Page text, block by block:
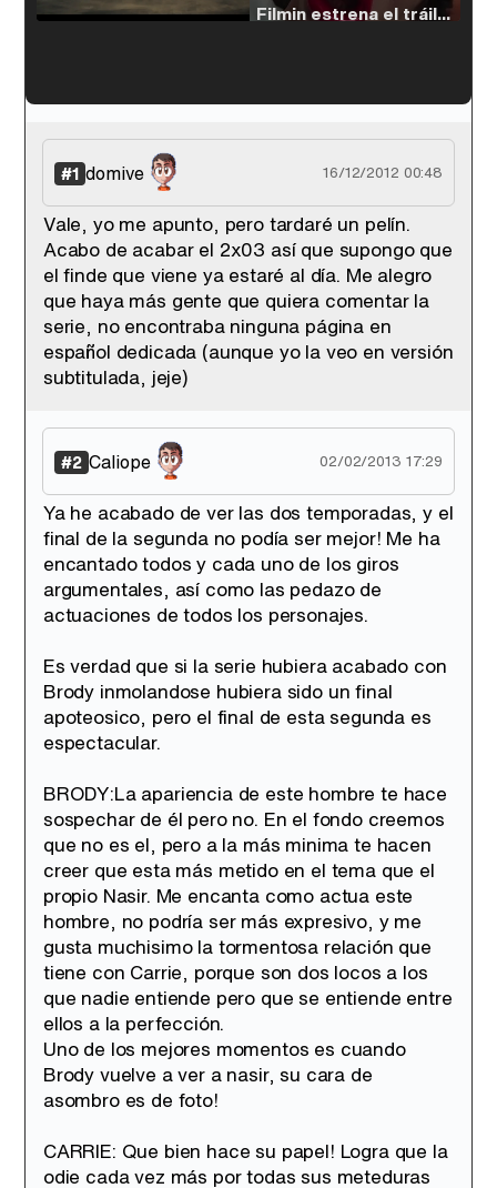
Filmin estrena el tráiler de 'Millennial Mal', su nueva comedia universitaria de la mano de Lorena Iglesias
'120 Minutos' celebra sus 2.000 programas en Telemadrid con un vídeo del día a día en la redacción
Tráiler de la tercera temporada de 'The Walking Dead: Dead City' de AMC+
#1 domive 16/12/2012 00:48
Vale, yo me apunto, pero tardaré un pelín.
Acabo de acabar el 2x03 así que supongo que
el finde que viene ya estaré al día. Me alegro
que haya más gente que quiera comentar la
serie, no encontraba ninguna página en
español dedicada (aunque yo la veo en versión
subtitulada, jeje)
#2 Caliope 02/02/2013 17:29
Ya he acabado de ver las dos temporadas, y el
final de la segunda no podía ser mejor! Me ha
encantado todos y cada uno de los giros
argumentales, así como las pedazo de
actuaciones de todos los personajes.
Es verdad que si la serie hubiera acabado con
Brody inmolandose hubiera sido un final
apoteosico, pero el final de esta segunda es
espectacular.
BRODY:La apariencia de este hombre te hace
sospechar de él pero no. En el fondo creemos
que no es el, pero a la más minima te hacen
creer que esta más metido en el tema que el
propio Nasir. Me encanta como actua este
hombre, no podría ser más expresivo, y me
gusta muchisimo la tormentosa relación que
tiene con Carrie, porque son dos locos a los
que nadie entiende pero que se entiende entre
ellos a la perfección.
Uno de los mejores momentos es cuando
Brody vuelve a ver a nasir, su cara de
asombro es de foto!
CARRIE: Que bien hace su papel! Logra que la
odie cada vez más por todas sus meteduras